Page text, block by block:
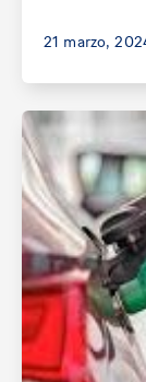
21 marzo,